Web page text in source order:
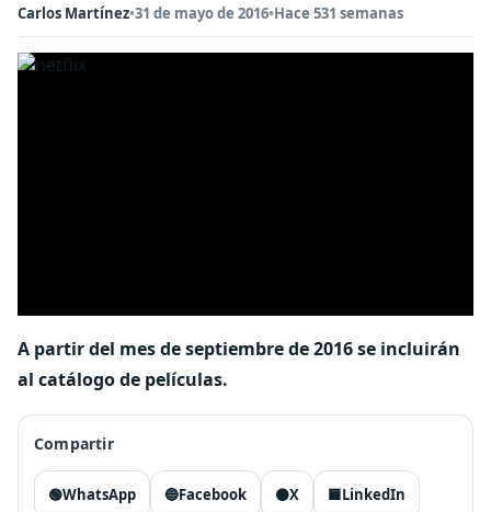
Carlos Martínez•31 de mayo de 2016•Hace 531 semanas
A partir del mes de septiembre de 2016 se incluirán
al catálogo de películas.
Compartir
🟢WhatsApp 🔵Facebook ⚫X 🟦LinkedIn